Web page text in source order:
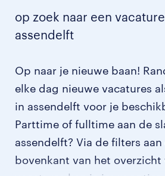
op zoek naar een
assendelft
Op naar je nieuwe baan!
elke dag nieuwe vacatures
in assendelft voor je
Parttime of fulltime aan de
assendelft? Via de filters aan
bovenkant van het overzicht